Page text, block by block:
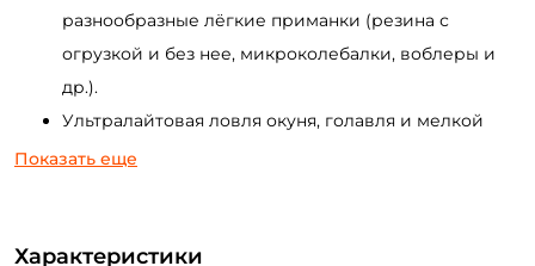
разнообразные лёгкие приманки (резина с
огрузкой и без нее, микроколебалки, воблеры и
др.).
Ультралайтовая ловля окуня, голавля и мелкой
щуки с применением лёгких джиговых приманок,
приманки.
Показать еще
Характеристики